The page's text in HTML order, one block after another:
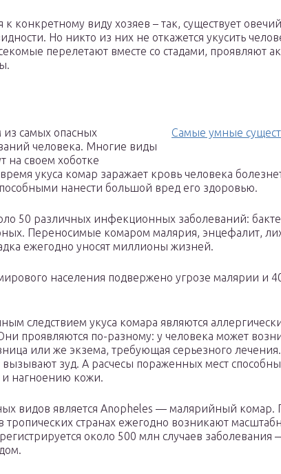
конкретному виду хозяев – так, существует
Но никто из них не откажется укусить
перелетают вместе со стадами, проявляют
Самые умные
из самых опасных
человека. Многие виды
на своем хоботке
укуса комар заражает кровь человека
нанести большой вред его здоровью.
50 различных инфекционных заболеваний:
Переносимые комаром малярия, энцефалит,
ежегодно уносят миллионы жизней.
населения подвержено угрозе малярии и
следствием укуса комара являются
проявляются по-разному: у человека может
или же экзема, требующая серьезного
зуд. А расчесы пораженных мест
нагноению кожи.
видов является Anopheles — малярийный комар.
тропических странах ежегодно возникают
около 500 млн случаев заболевания